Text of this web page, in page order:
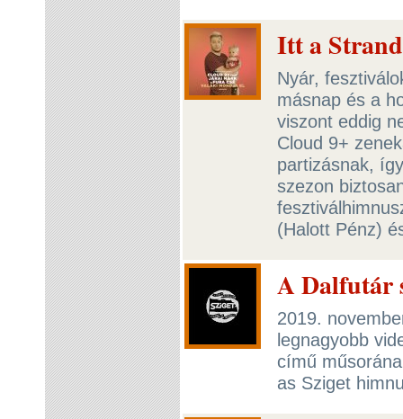
Itt a
Nyár,
másnap és a
viszont eddig
Cloud 9+
partizásnak,
szezon
(Halott Pénz)
A Dalfutár
2019.
legnagyobb
című
as Sziget